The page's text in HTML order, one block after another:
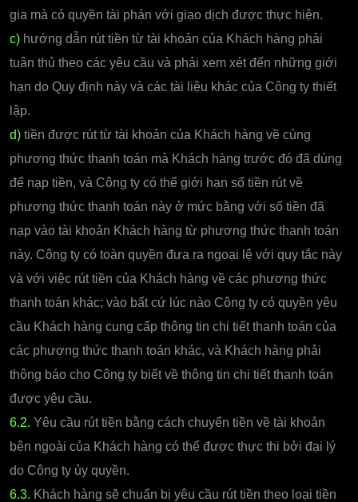
gia mà có quyền tài phán với giao dịch được thực hiện.
c) hướng dẫn rút tiền từ tài khoản của Khách hàng phải
tuân thủ theo các yêu cầu và phải xem xét đến những giới
hạn do Quy định này và các tài liệu khác của Công ty thiết
lập.
d) tiền được rút từ tài khoản của Khách hàng về cùng
phương thức thanh toán mà Khách hàng trước đó đã dùng
để nạp tiền, và Công ty có thể giới hạn số tiền rút về
phương thức thanh toán này ở mức bằng với số tiền đã
nạp vào tài khoản Khách hàng từ phương thức thanh toán
này. Công ty có toàn quyền đưa ra ngoại lệ với quy tắc này
và với việc rút tiền của Khách hàng về các phương thức
thanh toán khác; vào bất cứ lúc nào Công ty có quyền yêu
cầu Khách hàng cung cấp thông tin chi tiết thanh toán của
các phương thức thanh toán khác, và Khách hàng phải
thông báo cho Công ty biết về thông tin chi tiết thanh toán
được yêu cầu.
6.2. Yêu cầu rút tiền bằng cách chuyển tiền về tài khoản
bên ngoài của Khách hàng có thể được thực thi bởi đại lý
do Công ty ủy quyền.
6.3. Khách hàng sẽ chuẩn bị yêu cầu rút tiền theo loại tiền